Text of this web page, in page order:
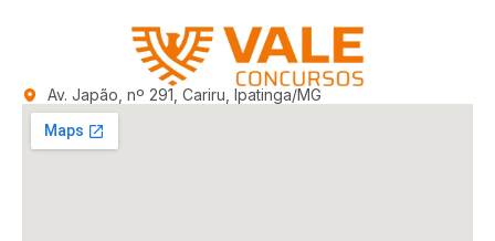
Av. Japão, nº 291, Cariru, Ipatinga/MG